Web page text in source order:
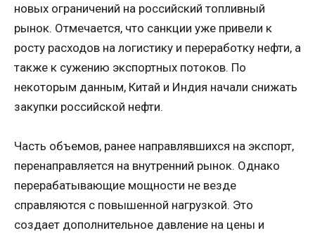
новых ограничений на российский топливный
рынок. Отмечается, что санкции уже привели к
росту расходов на логистику и переработку нефти, а
также к сужению экспортных потоков. По
некоторым данным, Китай и Индия начали снижать
закупки российской нефти.
Часть объемов, ранее направлявшихся на экспорт,
перенаправляется на внутренний рынок. Однако
перерабатывающие мощности не везде
справляются с повышенной нагрузкой. Это
создает дополнительное давление на цены и